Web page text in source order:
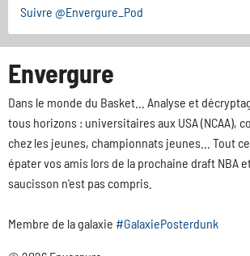
Suivre @Envergure_Pod
Envergure
Dans le monde du Basket... Analyse et
tous horizons : universitaires aux USA (NCAA),
chez les jeunes, championnats jeunes... Tout
épater vos amis lors de la prochaine draft NBA
saucisson n'est pas compris.
Membre de la galaxie #GalaxiePosterdunk